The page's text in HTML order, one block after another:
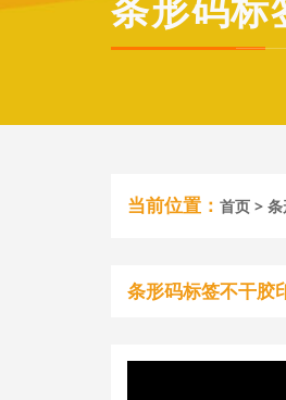
当前位置： 首页 >
条形码标签不干胶